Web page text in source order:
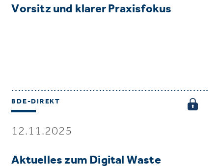
Vorsitz und klarer Praxisfokus
BDE-DIREKT
12.11.2025
Aktuelles zum Digital Waste